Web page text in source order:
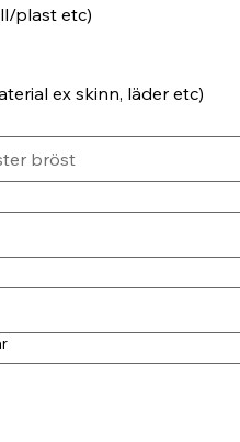
plast etc)
ex skinn, läder etc)